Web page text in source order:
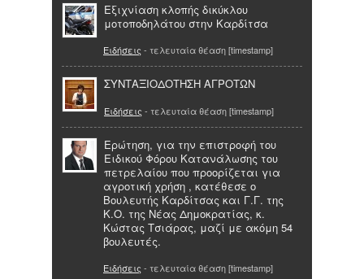
Εξιχνίαση κλοπής δικύκλου
μοτοποδηλάτου στην Καρδίτσα
Ειδήσεις - τελευταία θέαση [timestamp]
ΣΥΝΤΑΞΙΟΔΟΤΗΣΗ ΑΓΡΟΤΩΝ
Ειδήσεις - τελευταία θέαση [timestamp]
Ερώτηση, για την επιστροφή του
Ειδικού Φόρου Κατανάλωσης του
πετρελαίου που προορίζεται για
αγροτική χρήση , κατέθεσε ο
Βουλευτής Καρδίτσας και Γ.Γ. της
Κ.Ο. της Νέας Δημοκρατίας, κ.
Κώστας Τσιάρας, μαζί με ακόμη 54
βουλευτές.
Ειδήσεις - τελευταία θέαση [timestamp]